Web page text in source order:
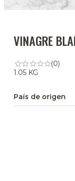
VINAGRE
(0)
1.05 KG
País de origen